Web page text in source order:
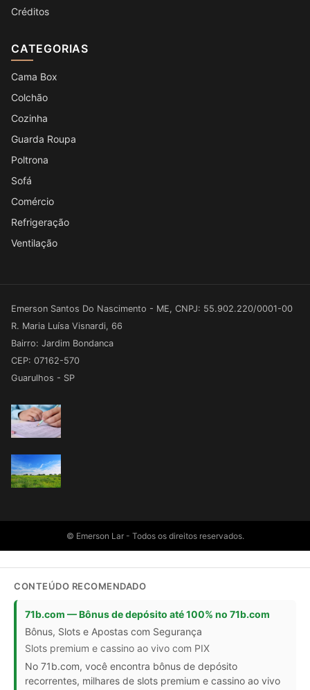
Créditos
CATEGORIAS
Cama Box
Colchão
Cozinha
Guarda Roupa
Poltrona
Sofá
Comércio
Refrigeração
Ventilação
Emerson Santos Do Nascimento - ME, CNPJ: 55.902.220/0001-00
R. Maria Luísa Visnardi, 66
Bairro: Jardim Bondanca
CEP: 07162-570
Guarulhos - SP
© Emerson Lar - Todos os direitos reservados.
CONTEÚDO RECOMENDADO
71b.com — Bônus de depósito até 100% no 71b.com
Bônus, Slots e Apostas com Segurança
Slots premium e cassino ao vivo com PIX
No 71b.com, você encontra bônus de depósito
recorrentes, milhares de slots premium e cassino ao vivo